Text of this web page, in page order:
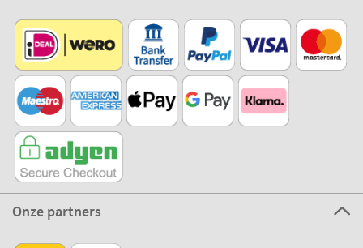
Onze partners